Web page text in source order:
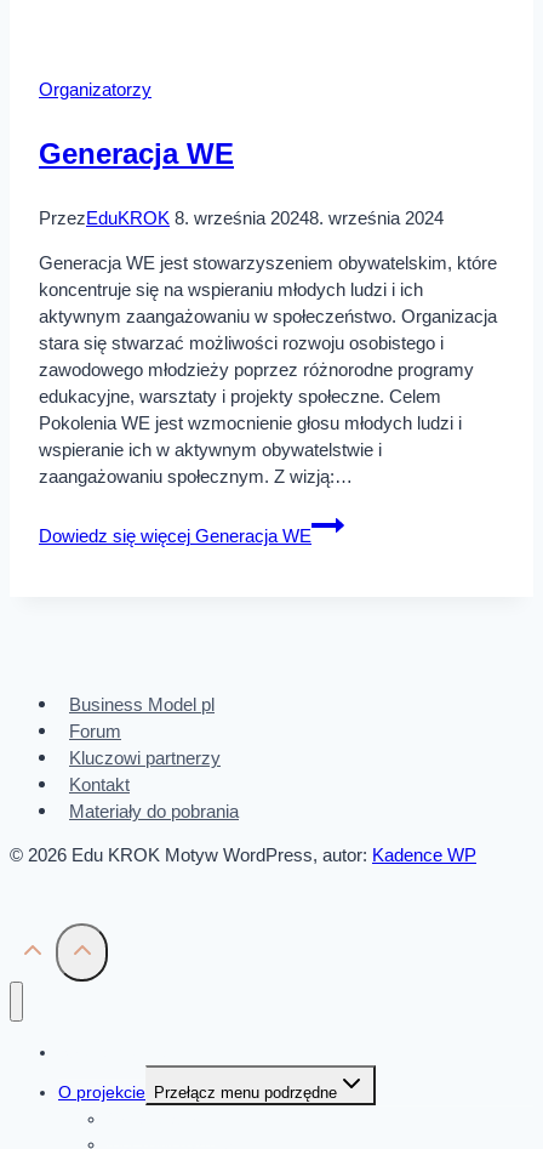
Organizatorzy
Generacja WE
PrzezEduKROK 8. września 20248. września 2024
Generacja WE jest stowarzyszeniem obywatelskim, które
koncentruje się na wspieraniu młodych ludzi i ich
aktywnym zaangażowaniu w społeczeństwo. Organizacja
stara się stwarzać możliwości rozwoju osobistego i
zawodowego młodzieży poprzez różnorodne programy
edukacyjne, warsztaty i projekty społeczne. Celem
Pokolenia WE jest wzmocnienie głosu młodych ludzi i
wspieranie ich w aktywnym obywatelstwie i
zaangażowaniu społecznym. Z wizją:…
Dowiedz się więcej Generacja WE
Business Model pl
Forum
Kluczowi partnerzy
Kontakt
Materiały do pobrania
© 2026 Edu KROK Motyw WordPress, autor: Kadence WP
O projekcie Przełącz menu podrzędne